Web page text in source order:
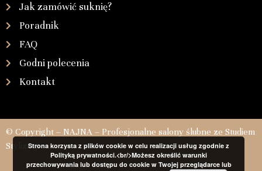
Jak zamówić suknię?
Poradnik
FAQ
Godni polecenia
Kontakt
© Copyright – NAJNA – Profesjonalne salony ślubne ze Studiem
StylizacjiStrona korzysta z plików cookie w celu realizacji usług zgodnie z
Polityką prywatności.<br/>Możesz określić warunki
przechowywania lub dostępu do cookie w Twojej przeglądarce lub